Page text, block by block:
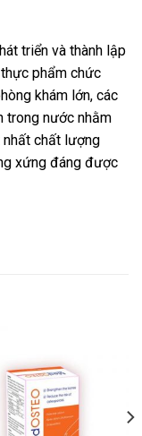
triển và thành lập
phẩm chức
khám lớn, các
trong nước nhằm
chất lượng
xứng đáng được